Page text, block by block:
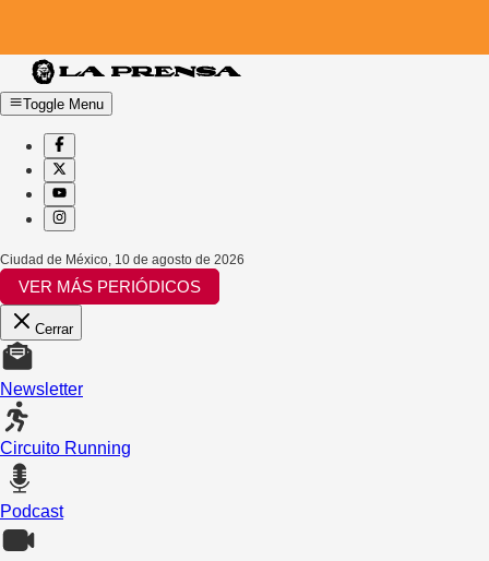
Toggle Menu
Ciudad de México 10 de agosto de 2026
VER MÁS PERIÓDICOS
Cerrar
Newsletter
Circuito Running
Podcast